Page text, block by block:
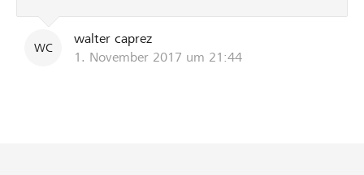
WC
walter caprez
1. November 2017 um 21:44